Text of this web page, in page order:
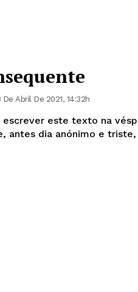
De Abril De 2021, 14:32h
escrever este texto na
antes dia anónimo e